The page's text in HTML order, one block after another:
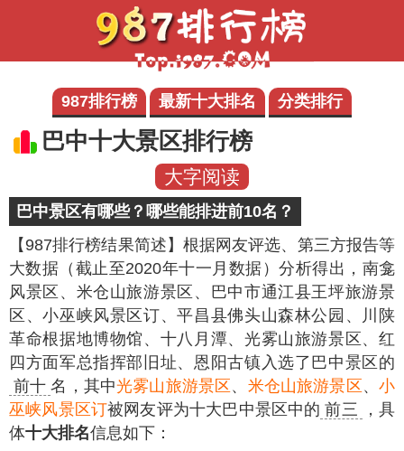
987排行榜 最新十大排名 分类排行
巴中十大景区排行榜
大字阅读
巴中景区有哪些？哪些能排进前10名？
【987排行榜结果简述】 根据网友评选、第三方报告等
大数据（截止至2020年十一月数据）分析得出，南龛
风景区、米仓山旅游景区、巴中市通江县王坪旅游景
区、小巫峡风景区订、平昌县佛头山森林公园、川陕
革命根据地博物馆、十八月潭、光雾山旅游景区、红
四方面军总指挥部旧址、恩阳古镇入选了巴中景区的
前十 名，其中光雾山旅游景区 、 米仓山旅游景区 、小
巫峡风景区订被网友评为十大巴中景区中的 前三
，具
体十大排名信息如下：